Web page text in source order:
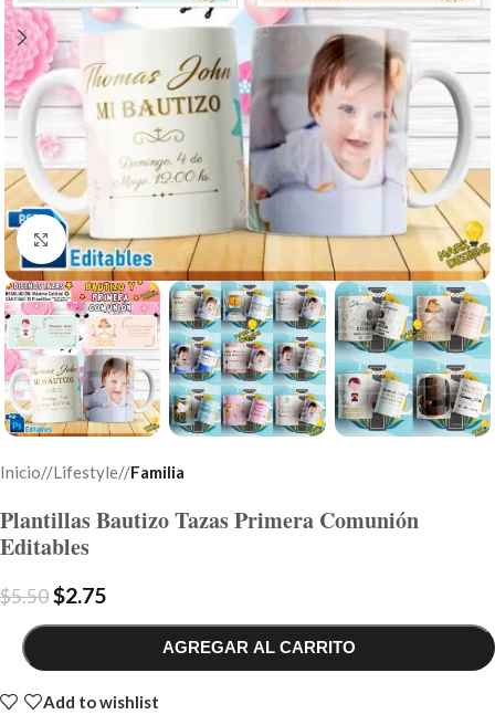
Click to enlarge
Inicio/ Lifestyle/ Familia
Plantillas Bautizo Tazas Primera Comunión
Editables
$5.50$2.75
AGREGAR AL CARRITO
Add to wishlist